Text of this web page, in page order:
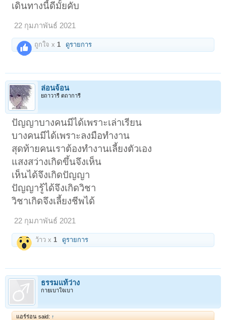
เดินทางนี้ดีมั้ยคับ
22 กุมภาพันธ์ 2021
ถูกใจ x1 ดูรายการ
ล่อนจ้อน
ยถาวารี ตถาการี
ปัญญาบางคนมีได้เพราะเล่าเรียน
บางคนมีได้เพราะลงมือทำงาน
สุดท้ายคนเราต้องทำงานเลี้ยงตัวเอง
แสงสว่างเกิดขึ้นจึงเห็น
เห็นได้จึงเกิดปัญญา
ปัญญารู้ได้จึงเกิดวิชา
วิชาเกิดจึงเลี้ยงชีพได้
22 กุมภาพันธ์ 2021
ว้าว x 1 ดูรายการ
ธรรมแท้ว่าง
กายเบาใจเบา
แอร์ร่อน said: ↑